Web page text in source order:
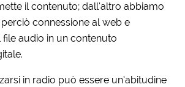
il contenuto; dall’altro abbiamo
connessione al web e
audio in un contenuto
in radio può essere un’abitudine